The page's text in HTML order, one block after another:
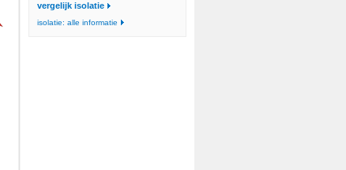
vergelijk isolatie
isolatie: alle informatie